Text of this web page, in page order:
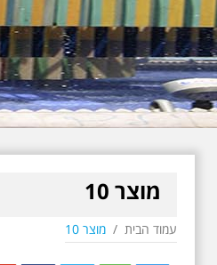
מוצר 10
עמוד הבית / מוצר 10